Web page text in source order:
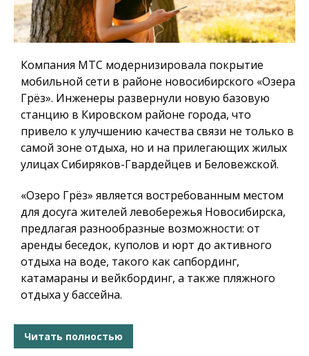
Компания МТС модернизировала покрытие
мобильной сети в районе новосибирского «Озера
Грёз». Инженеры развернули новую базовую
станцию в Кировском районе города, что
привело к улучшению качества связи не только в
самой зоне отдыха, но и на прилегающих жилых
улицах Сибиряков-Гвардейцев и Беловежской.
«Озеро Грёз» является востребованным местом
для досуга жителей левобережья Новосибирска,
предлагая разнообразные возможности: от
аренды беседок, куполов и юрт до активного
отдыха на воде, такого как сапбординг,
катамараны и вейкбординг, а также пляжного
отдыха у бассейна.
Читать полностью